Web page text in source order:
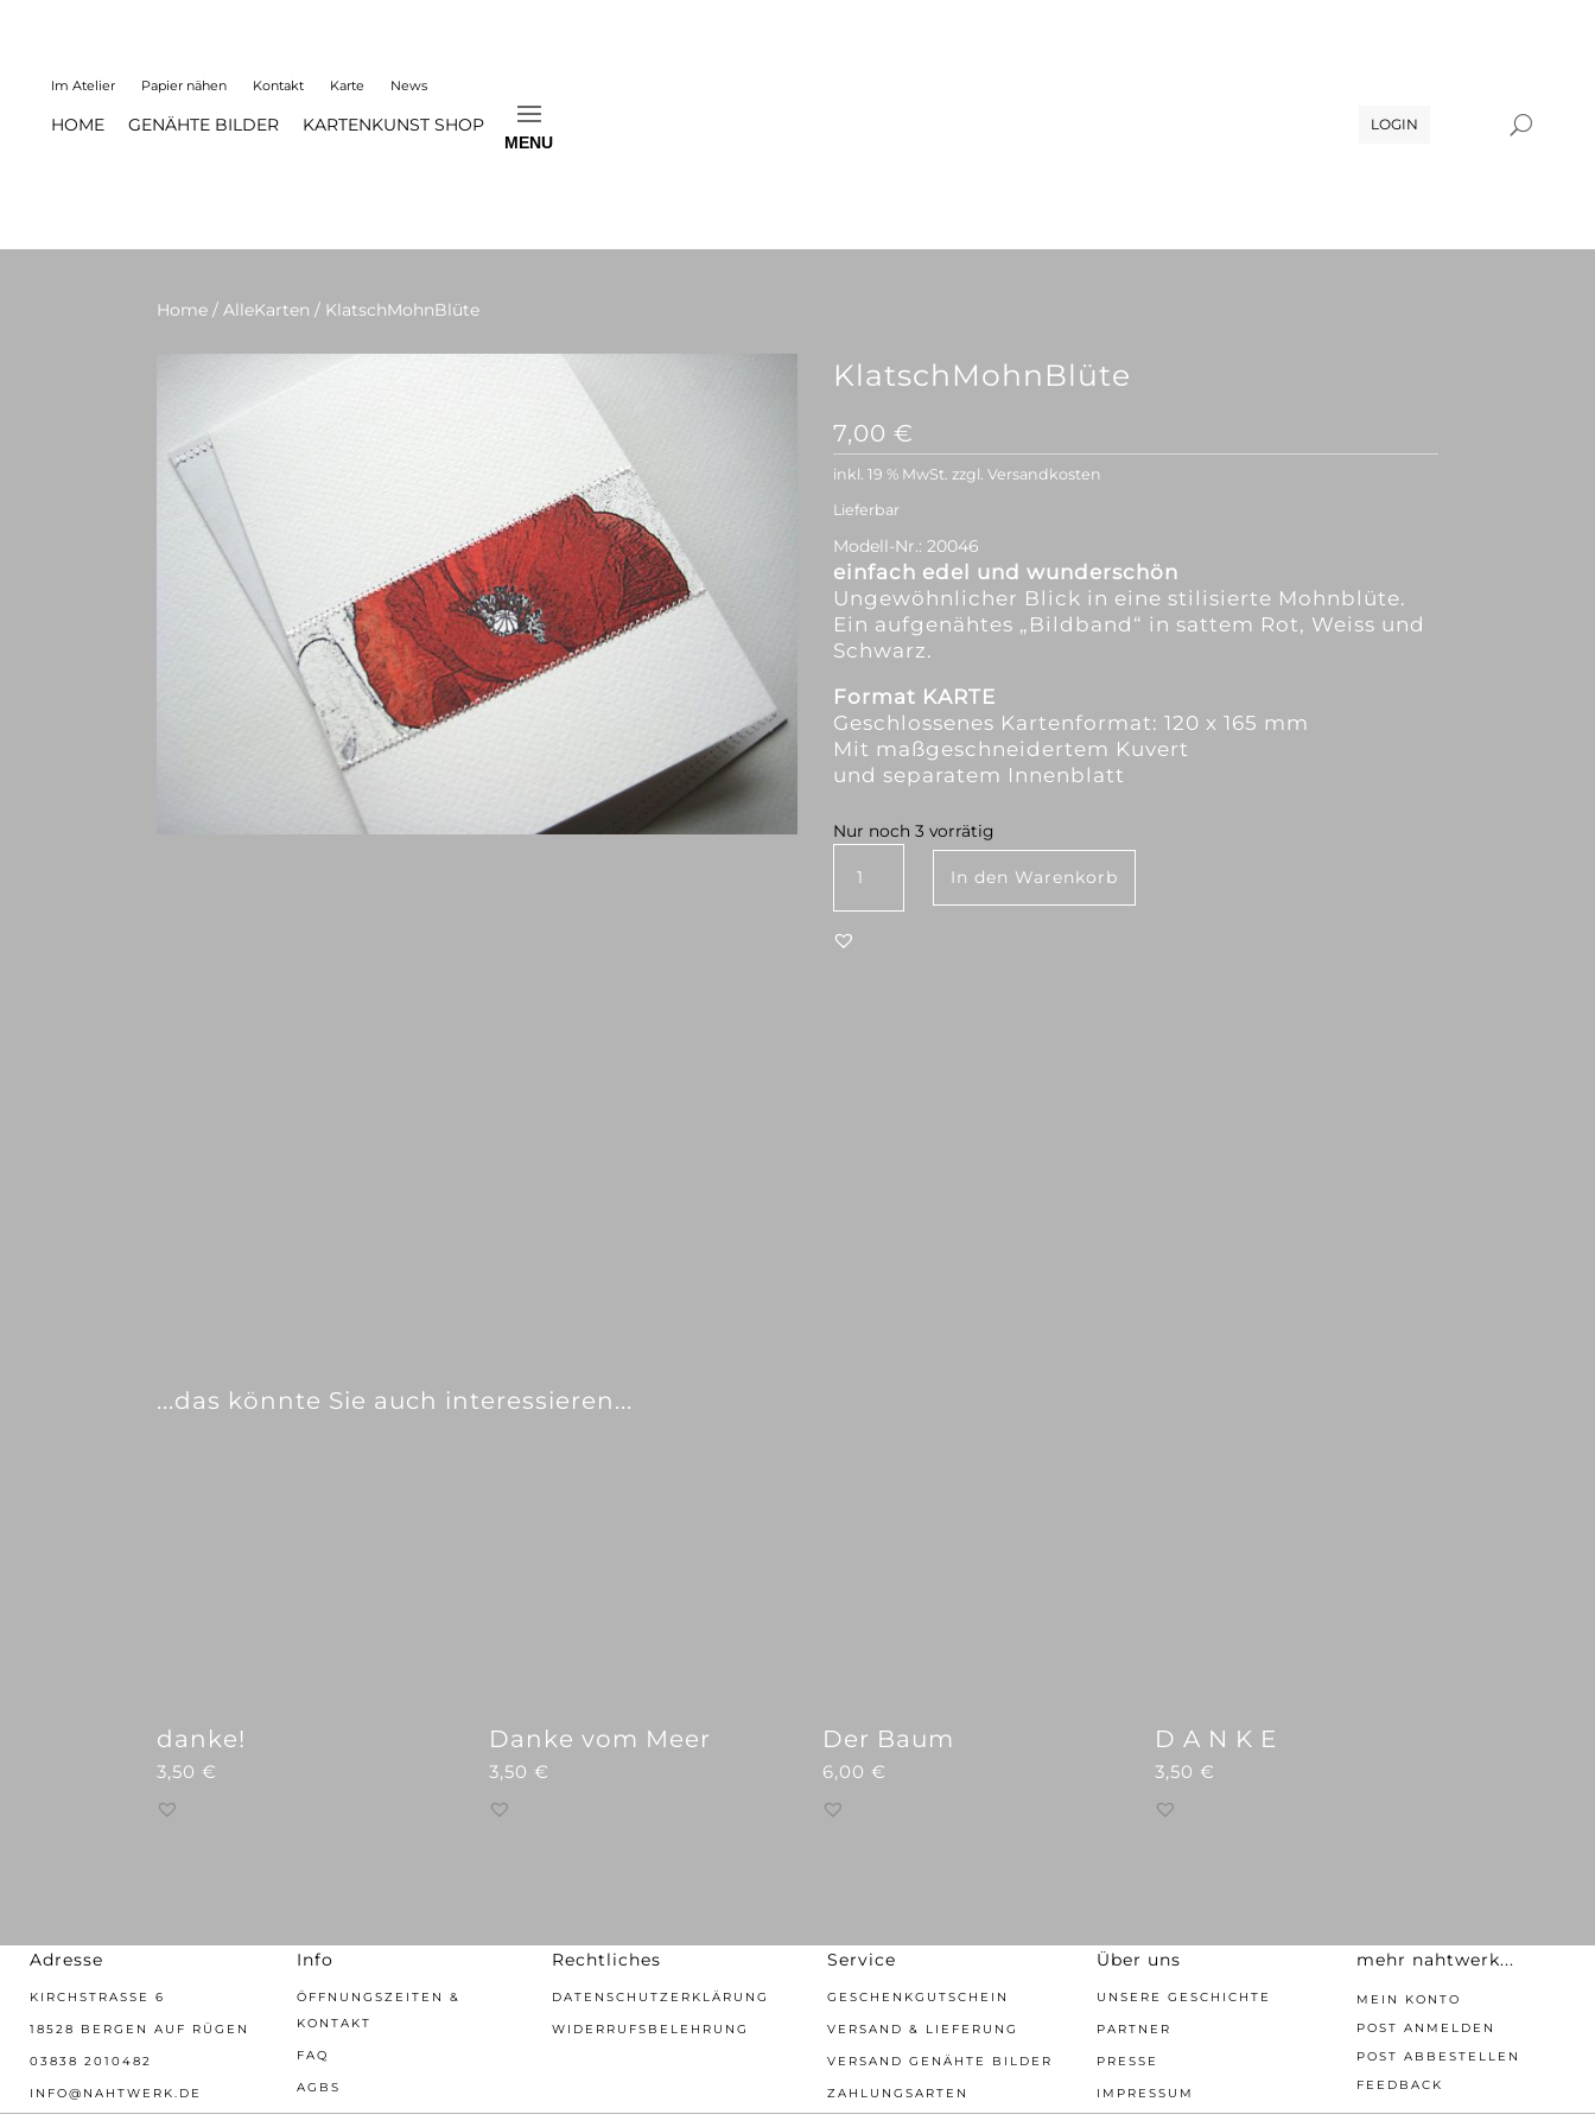
HOME GENÄHTE BILDER KARTENKUNST SHOP
MENU
LOGIN
Im Atelier Papier nähen Kontakt Karte News
Home / AlleKarten / KlatschMohnBlüte
KlatschMohnBlüte
7,00 €
inkl. 19 % MwSt. zzgl. Versandkosten
Lieferbar
Modell-Nr.: 20046
einfach edel und wunderschön
Ungewöhnlicher Blick in eine stilisierte Mohnblüte.
Ein aufgenähtes „Bildband“ in sattem Rot, Weiss und
Schwarz.
Format KARTE
Geschlossenes Kartenformat: 120 x 165 mm
Mit maßgeschneidertem Kuvert
und separatem Innenblatt
Nur noch 3 vorrätig
KlatschMohnBlüte Menge
In den Warenkorb
...das könnte Sie auch interessieren...
Ähnliche Produkte
danke!
3,50 €
Danke vom Meer
3,50€
Der Baum
6,00 €
D A N K E
3,50 €
Adresse
KIRCHSTRASSE 6
18528 BERGEN AUF RÜGEN
03838 2010482
INFO@NAHTWERK.DE
Info
ÖFFNUNGSZEITEN &
KONTAKT
FAQ
AGBS
Rechtliches
DATENSCHUTZERKLÄRUNG
WIDERRUFSBELEHRUNG
Service
GESCHENKGUTSCHEIN
VERSAND & LIEFERUNG
VERSAND GENÄHTE BILDER
ZAHLUNGSARTEN
Über uns
UNSERE GESCHICHTE
PARTNER
PRESSE
IMPRESSUM
mehr nahtwerk...
MEIN KONTO
POST ANMELDEN
POST ABBESTELLEN
FEEDBACK